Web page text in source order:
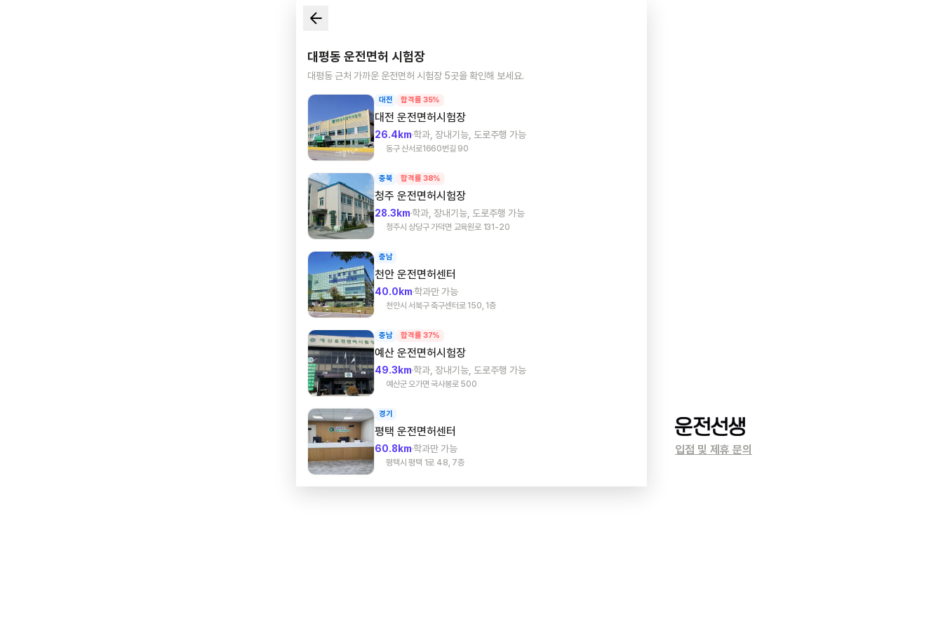
대평동 운전면허 시험장
대평동 근처 가까운 운전면허 시험장 5곳을 확인해 보세요.
대전 합격률 35%
대전 운전면허시험장
26.4km학과, 장내기능, 도로주행 가능
동구 산서로1660번길 90
충북 합격률 38%
청주 운전면허시험장
28.3km학과, 장내기능, 도로주행 가능
청주시 상당구 가덕면 교육원로 131-20
충남
천안 운전면허센터
40.0km학과만 가능
천안시 서북구 축구센터로 150, 1층
충남 합격률 37%
예산 운전면허시험장
49.3km학과, 장내기능, 도로주행 가능
예산군 오가면 국사봉로 500
경기
평택 운전면허센터
60.8km학과만 가능
평택시 평택 1로 48, 7층
입점 및 제휴 문의